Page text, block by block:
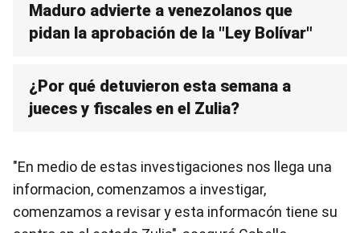
Maduro advierte a venezolanos que
pidan la aprobación de la "Ley Bolívar"
¿Por qué detuvieron esta semana a
jueces y fiscales en el Zulia?
"En medio de estas investigaciones nos llega una
informacion, comenzamos a investigar,
comenzamos a revisar y esta informacón tiene su